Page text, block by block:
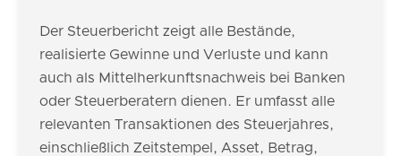
Der Steuerbericht zeigt alle Bestände,
realisierte Gewinne und Verluste und kann
auch als Mittelherkunftsnachweis bei Banken
oder Steuerberatern dienen. Er umfasst alle
relevanten Transaktionen des Steuerjahres,
einschließlich Zeitstempel, Asset, Betrag,